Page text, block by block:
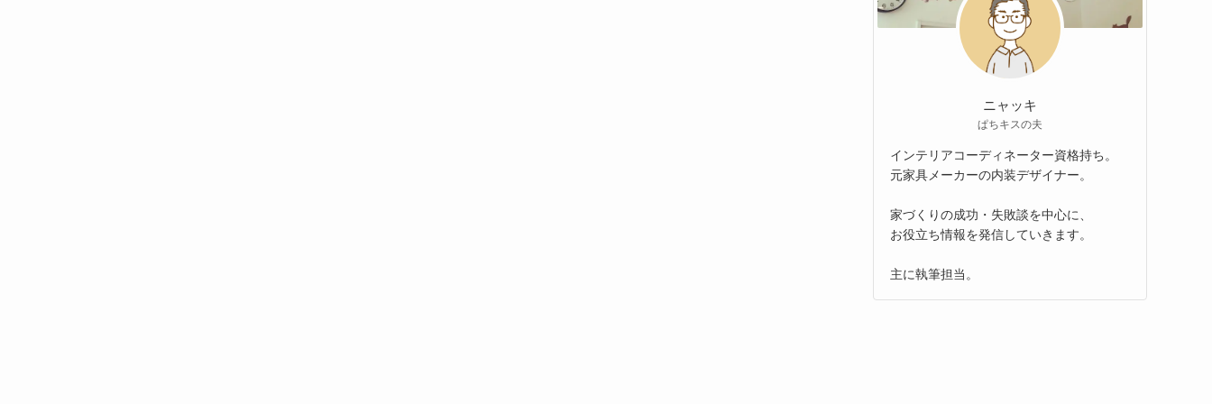
ニャッキ
ぱちキスの夫
インテリアコーディネーター資格持ち。
元家具メーカーの内装デザイナー。
家づくりの成功・失敗談を中心に、
お役立ち情報を発信していきます。
主に執筆担当。